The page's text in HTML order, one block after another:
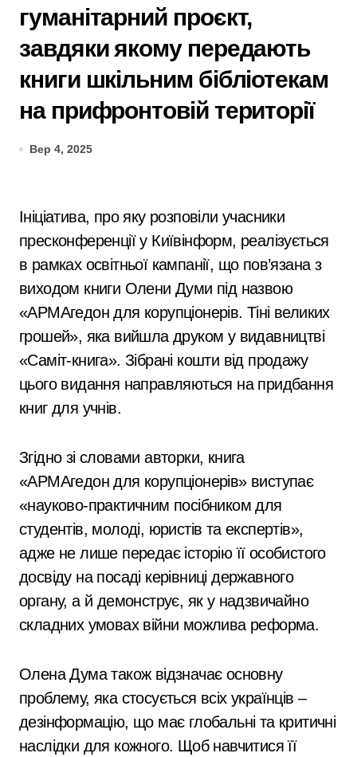
гуманітарний проєкт,
завдяки якому передають
книги шкільним бібліотекам
на прифронтовій території
Вер 4, 2025
Ініціатива, про яку розповіли учасники
пресконференції у Київінформ, реалізується
в рамках освітньої кампанії, що пов’язана з
виходом книги Олени Думи під назвою
«АРМАгедон для корупціонерів. Тіні великих
грошей», яка вийшла друком у видавництві
«Саміт-книга». Зібрані кошти від продажу
цього видання направляються на придбання
книг для учнів.
Згідно зі словами авторки, книга
«АРМАгедон для корупціонерів» виступає
«науково-практичним посібником для
студентів, молоді, юристів та експертів»,
адже не лише передає історію її особистого
досвіду на посаді керівниці державного
органу, а й демонструє, як у надзвичайно
складних умовах війни можлива реформа.
Олена Дума також відзначає основну
проблему, яка стосується всіх українців –
дезінформацію, що має глобальні та критичні
наслідки для кожного. Щоб навчитися її